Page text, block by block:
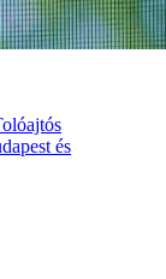
és